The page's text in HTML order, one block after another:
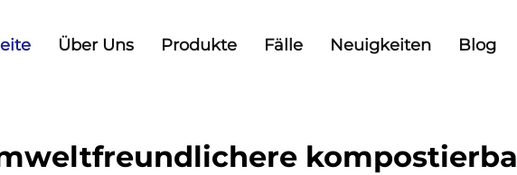
Über Uns Produkte Fälle Neuigkeiten Blog